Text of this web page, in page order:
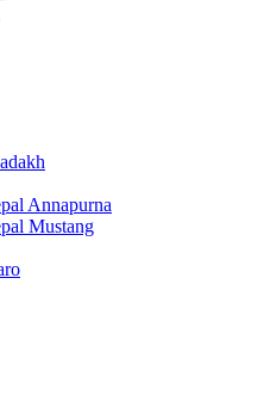
Annapurna
Mustang